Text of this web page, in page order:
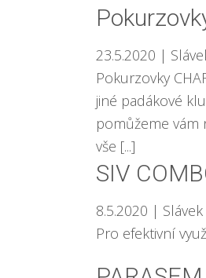
23.5.2020 |
Pokurzovky
jiné padákové
pomůžeme
vše [...]
SIV
8.5.2020 |
Pro efektivní